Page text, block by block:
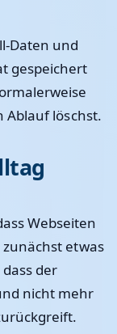
Daten und
gespeichert
Ablauf löschst.
Webseiten
etwas
der
nicht mehr